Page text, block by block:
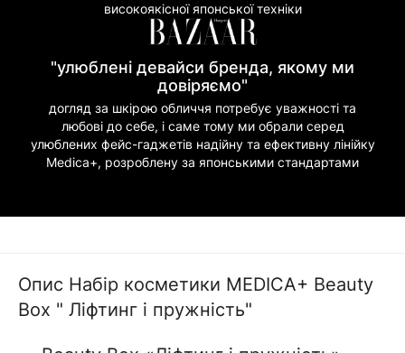
високоякісної японської техніки
"улюблені девайси бренда, якому ми
довіряємо"
догляд за шкірою обличчя потребує уважності та
любові до себе, і саме тому ми обрали серед
улюблених фейс-гаджетів надійну та ефективну лінійку
Medica+, розроблену за японськими стандартами
Опис Набір косметики MEDICA+ Beauty
Box " Ліфтинг і пружність"